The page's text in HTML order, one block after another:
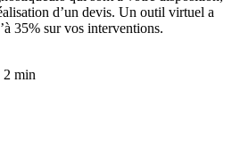
d’un devis. Un outil virtuel a
35% sur vos interventions.
2 min